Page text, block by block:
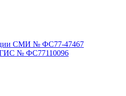
СМИ № ФС77-47467
№ ФС77110096